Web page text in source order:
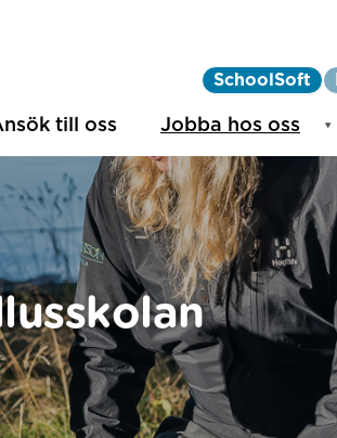
SchoolSoft
till oss Jobba hos oss